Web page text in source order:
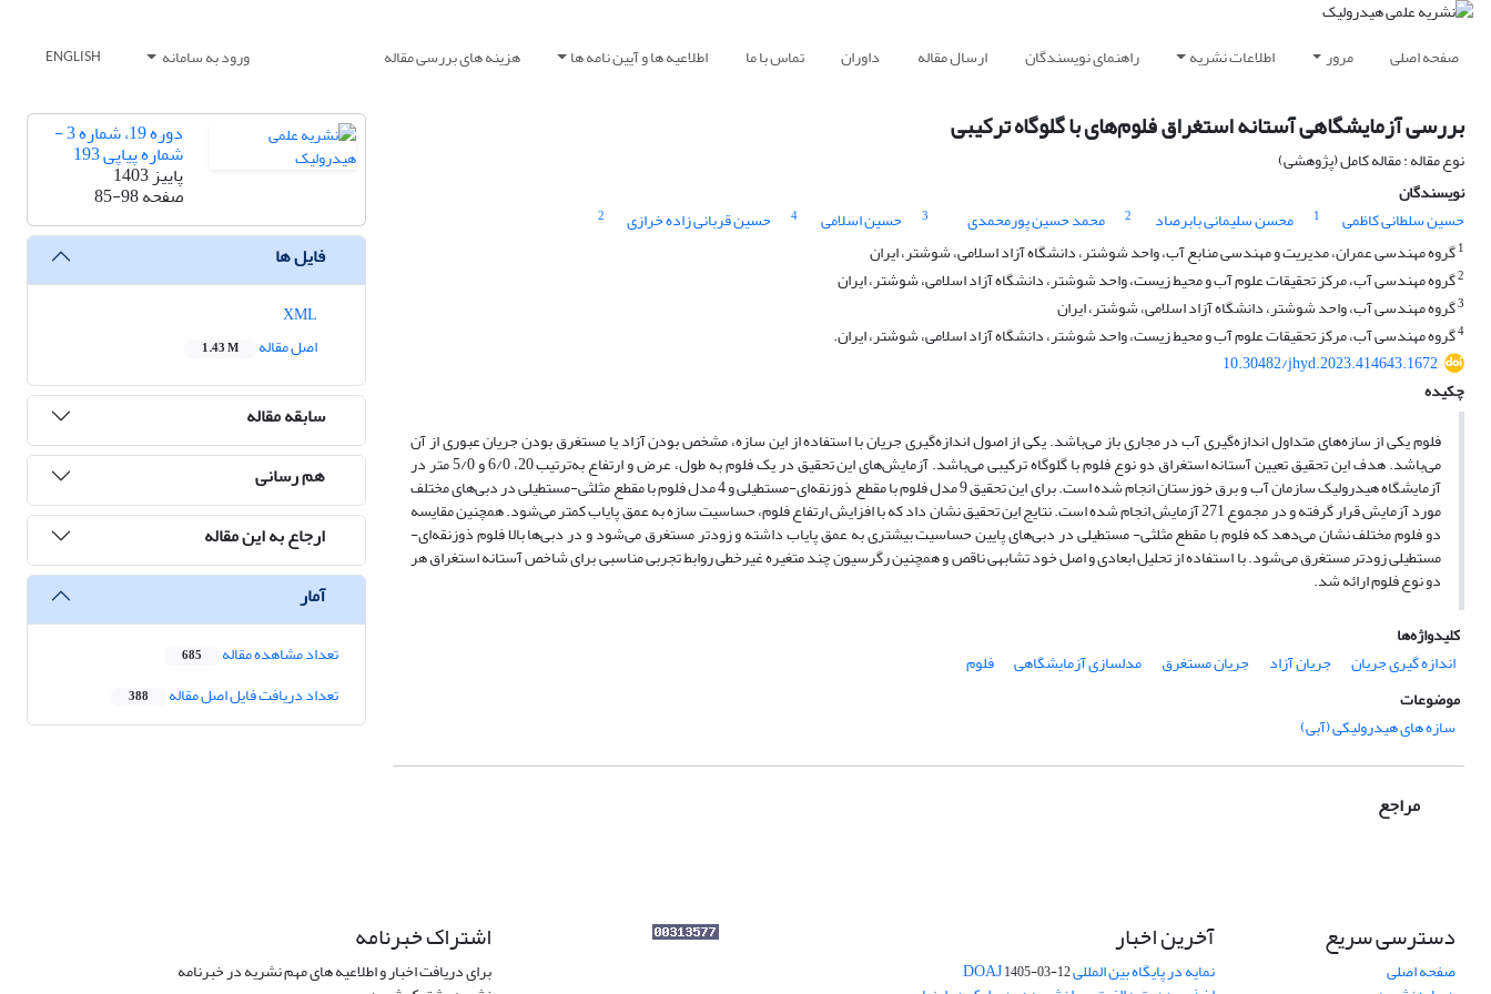
صفحه اصلی مرور اطلاعات نشریه راهنمای نویسندگان ارسال مقاله داوران تماس با ما اطلاعیه ها و آیین نامه ها هزینه های بررسی مقاله ورود به سامانه ENGLISH
بررسی آزمایشگاهی آستانه استغراق فلوم‌های با گلوگاه ترکیبی
نوع مقاله : مقاله کامل (پژوهشی)
نویسندگان
حسین سلطانی کاظمی
1 محسن سلیمانی بابرصاد 2 محمد حسین پورمحمدی 3 حسین اسلامی 4 حسین قربانی زاده خرازی
2
1گروه مهندسی عمران، مدیریت و مهندسی منابع آب، واحد شوشتر، دانشگاه آزاد اسلامی، شوشتر، ایران
2گروه مهندسی آب، مرکز تحقیقات علوم آب و محیط زیست، واحد شوشتر، دانشگاه آزاد اسلامی، شوشتر، ایران
3گروه مهندسی آب، واحد شوشتر، دانشگاه آزاد اسلامی، شوشتر، ایران
4گروه مهندسی آب، مرکز تحقیقات علوم آب و محیط زیست، واحد شوشتر، دانشگاه آزاد اسلامی، شوشتر، ایران.
10.30482/jhyd.2023.414643.1672
چکیده
فلوم یکی از سازه‌های متداول اندازه‌گیری آب در مجاری باز می‌باشد. یکی از اصول اندازه‌گیری جریان با استفاده از این سازه‌، مشخص بودن آزاد یا مستغرق بودن جریان عبوری از آن
می‌باشد. هدف این تحقیق تعیین آستانه استغراق دو نوع فلوم با گلوگاه ترکیبی می‌باشد. آزمایش‌های این تحقیق در یک فلوم به طول، عرض و ارتفاع به‌ترتیب 20، 6/0 و 5/0 متر در
آزمایشگاه هیدرولیک سازمان آب و برق خوزستان انجام شده است. برای این تحقیق 9 مدل فلوم با مقطع ذوزنقه‌ای-مستطیلی و 4 مدل فلوم با مقطع مثلثی-مستطیلی در دبی‌های مختلف
مورد آزمایش قرار گرفته و در مجموع 271 آزمایش انجام شده است. نتایج این تحقیق نشان داد که با افزایش ارتفاع فلوم، حساسیت سازه به عمق پایاب کمتر می‌شود. همچنین مقایسه
دو فلوم مختلف نشان می‌دهد که فلوم با مقطع مثلثی- مستطیلی در دبی‌های پایین حساسیت بیشتری به عمق پایاب داشته و زودتر مستغرق می‌شود و در دبی‌ها بالا فلوم ذوزنقه‌ای-
مستطیلی زودتر مستغرق می‌شود. با استفاده از تحلیل ابعادی و اصل خود تشابهی ناقص و همچنین رگرسیون چند متغیره غیرخطی روابط تجربی مناسبی برای شاخص آستانه استغراق هر
دو نوع فلوم ارائه شد.
کلیدواژه‌ها
اندازه گیری جریان
جریان آزاد جریان مستغرق مدلسازی آزمایشگاهی
فلوم
موضوعات
سازه­ های هیدرولیکی (آبی)
مراجع
دوره 19، شماره 3 -
شماره پیاپی 193
پاییز 1403
صفحه85-98
فایل ها
اصل مقاله
1.43 M
سابقه مقاله
هم رسانی
ارجاع به این مقاله
آمار
تعداد مشاهده مقاله 685
تعداد دریافت فایل اصل مقاله 388
دسترسی سریع
صفحه اصلی
آخرین اخبار
نمایه در پایگاه بین المللی DOAJ1405-03-12
اشتراک خبرنامه
برای دریافت اخبار و اطلاعیه های مهم نشریه در خبرنامه